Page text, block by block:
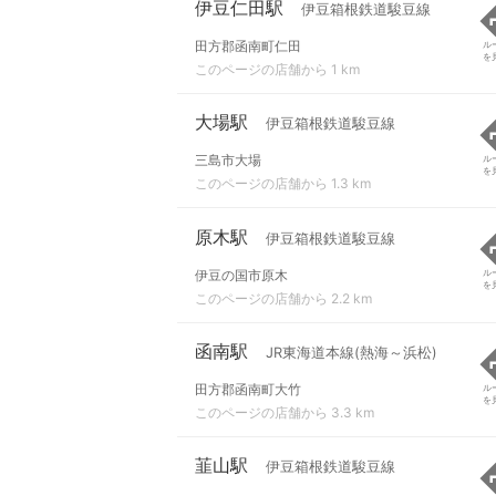
伊豆仁田駅 伊豆箱根鉄道駿豆線
田方郡函南町仁田
このページの店舗から 1 km
ル
を
大場駅 伊豆箱根鉄道駿豆線
三島市大場
このページの店舗から 1.3 km
ル
を
原木駅 伊豆箱根鉄道駿豆線
伊豆の国市原木
このページの店舗から 2.2 km
ル
を
函南駅 JR東海道本線(熱海～浜松)
田方郡函南町大竹
このページの店舗から 3.3 km
ル
を
韮山駅 伊豆箱根鉄道駿豆線